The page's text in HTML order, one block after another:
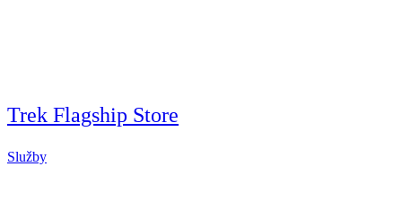
Trek Flagship Store
Služby